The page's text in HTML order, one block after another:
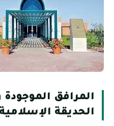
المرافق
الحديقة